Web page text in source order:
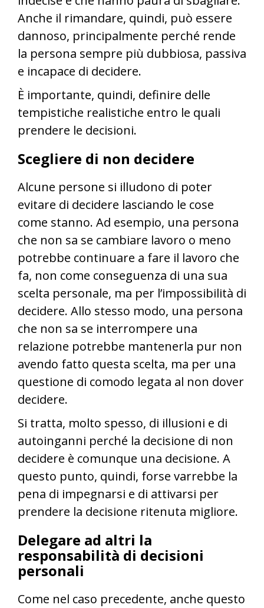
Anche il rimandare, quindi, può essere
dannoso, principalmente perché rende
la persona sempre più dubbiosa, passiva
e incapace di decidere.
È importante, quindi, definire delle
tempistiche realistiche entro le quali
prendere le decisioni.
Scegliere di non decidere
Alcune persone si illudono di poter
evitare di decidere lasciando le cose
come stanno. Ad esempio, una persona
che non sa se cambiare lavoro o meno
potrebbe continuare a fare il lavoro che
fa, non come conseguenza di una sua
scelta personale, ma per l’impossibilità di
decidere. Allo stesso modo, una persona
che non sa se interrompere una
relazione potrebbe mantenerla pur non
avendo fatto questa scelta, ma per una
questione di comodo legata al non dover
decidere.
Si tratta, molto spesso, di illusioni e di
autoinganni perché la decisione di non
decidere è comunque una decisione. A
questo punto, quindi, forse varrebbe la
pena di impegnarsi e di attivarsi per
prendere la decisione ritenuta migliore.
Delegare ad altri la
responsabilità di decisioni
personali
Come nel caso precedente, anche questo